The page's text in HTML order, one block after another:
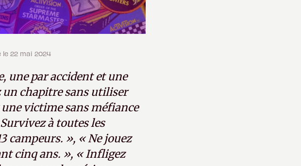
le 22 mai 2024
une par accident et une
chapitre sans utiliser
victime sans méfiance
à toutes les
campeurs. », « Ne jouez
cinq ans. », « Infligez